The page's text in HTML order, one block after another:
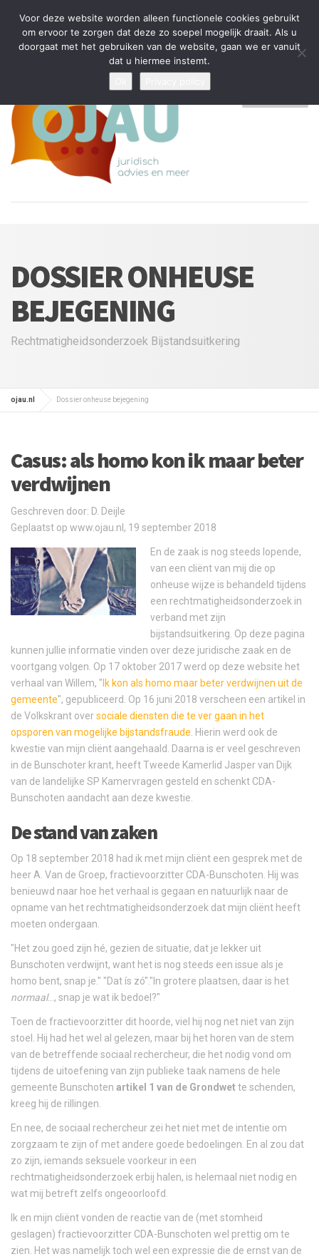
Tijdelijke stop: wegens drukte kan ik beperkt nieuwe zaken aannemen
en vragen beantwoorden
Algemene Voorwaarden
Disclaimer Privacybeleid
DOSSIER ONHEUSE
BEJEGENING
Rechtmatigheidsonderzoek Bijstandsuitkering
ojau.nl Dossier onheuse bejegening
Casus: als homo kon ik maar beter
verdwijnen
Geschreven door: D. Deijle
Geplaatst op www.ojau.nl, 19 september 2018
En de zaak is nog steeds lopende,
van een cliënt van mij die op
onheuse wijze is behandeld tijdens
een rechtmatigheidsonderzoek in
verband met zijn
bijstandsuitkering. Op deze pagina
kunnen jullie informatie vinden over deze juridische zaak en de
voortgang volgen. Op 17 oktober 2017 werd op deze website het
verhaal van Willem, " Ik kon als homo maar beter verdwijnen uit de
gemeente", gepubliceerd. Op 16 juni 2018 verscheen een artikel in
de Volkskrant oversociale diensten die te ver gaan in het
opsporen van mogelijke bijstandsfraude . Hierin werd ook de
kwestie van mijn cliënt aangehaald. Daarna is er veel geschreven
in de Bunschoter krant, heeft Tweede Kamerlid Jasper van Dijk
van de landelijke SP Kamervragen gesteld en schenkt CDA-
Bunschoten aandacht aan deze kwestie.
De stand van zaken
Op 18 september 2018 had ik met mijn cliënt een gesprek met de
heer A. Van de Groep, fractievoorzitter CDA-Bunschoten. Hij was
benieuwd naar hoe het verhaal is gegaan en natuurlijk naar de
opname van het rechtmatigheidsonderzoek dat mijn cliënt heeft
moeten ondergaan.
"Het zou goed zijn hé, gezien de situatie, dat je lekker uit
Bunschoten verdwijnt, want het is nog steeds een issue als je
homo bent, snap je." "Dat ís zó"."In grotere plaatsen, daar is het
normaal..., snap je wat ik bedoel?"
Toen de fractievoorzitter dit hoorde, viel hij nog net niet van zijn
stoel. Hij had het wel al gelezen, maar bij het horen van de stem
van de betreffende sociaal rechercheur, die het nodig vond om
tijdens de uitoefening van zijn publieke taak namens de hele
gemeente Bunschoten artikel 1 van de Grondwet te schenden,
kreeg hij de rillingen.
En nee, de sociaal rechercheur zei het niet met de intentie om
zorgzaam te zijn of met andere goede bedoelingen. En al zou dat
zo zijn, iemands seksuele voorkeur in een
rechtmatigheidsonderzoek erbij halen, is helemaal niet nodig en
wat mij betreft zelfs ongeoorloofd.
Ik en mijn cliënt vonden de reactie van de (met stomheid
geslagen) fractievoorzitter CDA-Bunschoten wel prettig om te
zien. Het was namelijk toch wel een expressie die de ernst van de
Voor deze website worden alleen functionele cookies gebruikt
om ervoor te zorgen dat deze zo soepel mogelijk draait. Als u
doorgaat met het gebruiken van de website, gaan we er vanuit
dat u hiermee instemt.